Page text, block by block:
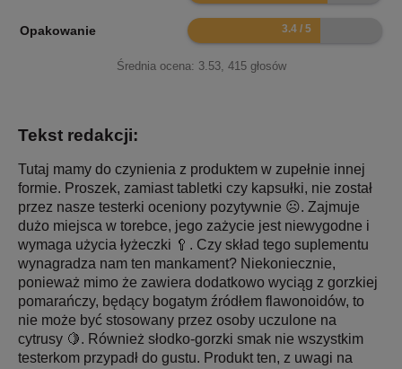
Opakowanie 6.8
Średnia ocena: 3.53, 415głosów
Tekst redakcji:
Tutaj mamy do czynienia z produktem w zupełnie innej
formie. Proszek, zamiast tabletki czy kapsułki, nie został
przez nasze testerki oceniony pozytywnie ☹️. Zajmuje
dużo miejsca w torebce, jego zażycie jest niewygodne i
wymaga użycia łyżeczki 🥄. Czy skład tego suplementu
wynagradza nam ten mankament? Niekoniecznie,
ponieważ mimo że zawiera dodatkowo wyciąg z gorzkiej
pomarańczy, będący bogatym źródłem flawonoidów, to
nie może być stosowany przez osoby uczulone na
cytrusy 🍋. Również słodko-gorzki smak nie wszystkim
testerkom przypadł do gustu. Produkt ten, z uwagi na